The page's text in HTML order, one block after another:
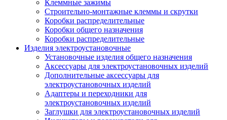
Клеммные зажимы
Строительно-монтажные клеммы и скрутки
Коробки распределительные
Коробки общего назначения
Коробки распределительные
Изделия электроустановочные
Установочные изделия общего назначения
Аксессуары для электроустановочных изделий
Дополнительные аксессуары для
электроустановочных изделий
Адаптеры и переходники для
электроустановочных изделий
Заглушки для электроустановочных изделий